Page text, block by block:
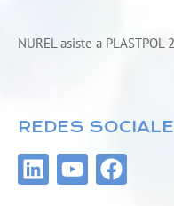
NUREL asiste a PLASTPOL
REDES
L
i
Y
o
F
a